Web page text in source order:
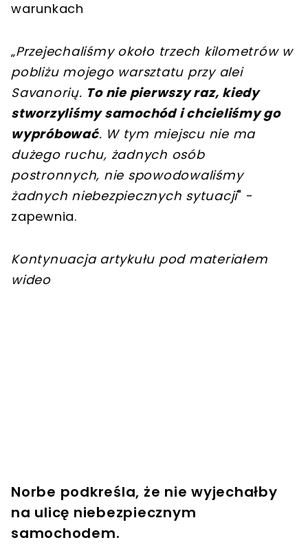
warunkach
„Przejechaliśmy około trzech kilometrów w
pobliżu mojego warsztatu przy alei
Savanorių. To nie pierwszy raz, kiedy
stworzyliśmy samochód i chcieliśmy go
wypróbować. W tym miejscu nie ma
dużego ruchu, żadnych osób
postronnych, nie spowodowaliśmy
żadnych niebezpiecznych sytuacji" -
zapewnia.
Kontynuacja artykułu pod materiałem
wideo
Norbe podkreśla, że ​​nie wyjechałby
na ulicę niebezpiecznym
samochodem.